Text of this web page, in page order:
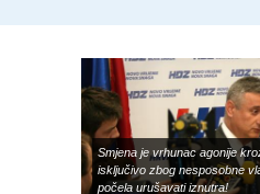
Smjena je vrhunac agonije
isključivo zbog nesposobne
počela urušavati iznutra!